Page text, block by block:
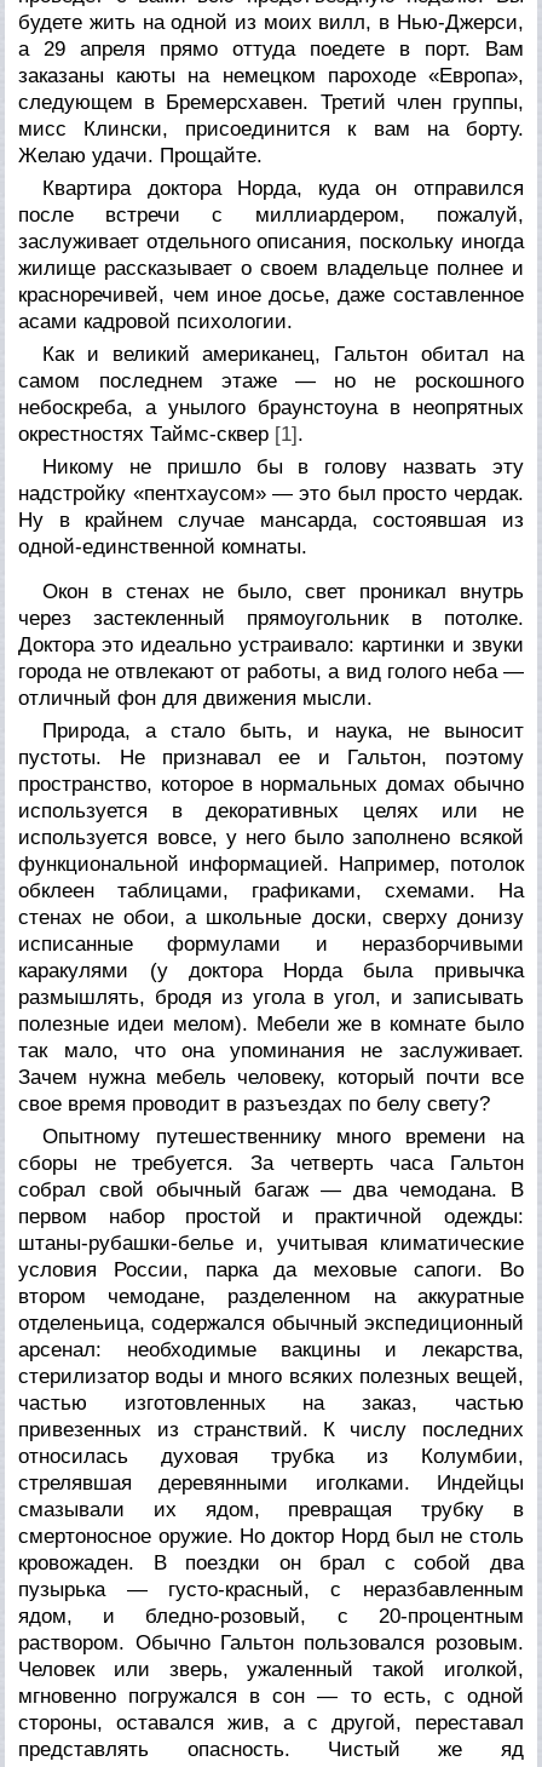
будете жить на одной из моих вилл, в Нью-Джерси,
а 29 апреля прямо оттуда поедете в порт. Вам
заказаны каюты на немецком пароходе «Европа»,
следующем в Бремерсхавен. Третий член группы,
мисс Клински, присоединится к вам на борту.
Желаю удачи. Прощайте.
Квартира доктора Норда, куда он отправился
после встречи с миллиардером, пожалуй,
заслуживает отдельного описания, поскольку иногда
жилище рассказывает о своем владельце полнее и
красноречивей, чем иное досье, даже составленное
асами кадровой психологии.
Как и великий американец, Гальтон обитал на
самом последнем этаже — но не роскошного
небоскреба, а унылого браунстоуна в неопрятных
окрестностях Таймс-сквер [1].
Никому не пришло бы в голову назвать эту
надстройку «пентхаусом» — это был просто чердак.
Ну в крайнем случае мансарда, состоявшая из
одной-единственной комнаты.
Окон в стенах не было, свет проникал внутрь
через застекленный прямоугольник в потолке.
Доктора это идеально устраивало: картинки и звуки
города не отвлекают от работы, а вид голого неба —
отличный фон для движения мысли.
Природа, а стало быть, и наука, не выносит
пустоты. Не признавал ее и Гальтон, поэтому
пространство, которое в нормальных домах обычно
используется в декоративных целях или не
используется вовсе, у него было заполнено всякой
функциональной информацией. Например, потолок
обклеен таблицами, графиками, схемами. На
стенах не обои, а школьные доски, сверху донизу
исписанные формулами и неразборчивыми
каракулями (у доктора Норда была привычка
размышлять, бродя из угола в угол, и записывать
полезные идеи мелом). Мебели же в комнате было
так мало, что она упоминания не заслуживает.
Зачем нужна мебель человеку, который почти все
свое время проводит в разъездах по белу свету?
Опытному путешественнику много времени на
сборы не требуется. За четверть часа Гальтон
собрал свой обычный багаж — два чемодана. В
первом набор простой и практичной одежды:
штаны-рубашки-белье и, учитывая климатические
условия России, парка да меховые сапоги. Во
втором чемодане, разделенном на аккуратные
отделеньица, содержался обычный экспедиционный
арсенал: необходимые вакцины и лекарства,
стерилизатор воды и много всяких полезных вещей,
частью изготовленных на заказ, частью
привезенных из странствий. К числу последних
относилась духовая трубка из Колумбии,
стрелявшая деревянными иголками. Индейцы
смазывали их ядом, превращая трубку в
смертоносное оружие. Но доктор Норд был не столь
кровожаден. В поездки он брал с собой два
пузырька — густо-красный, с неразбавленным
ядом, и бледно-розовый, с 20-процентным
раствором. Обычно Гальтон пользовался розовым.
Человек или зверь, ужаленный такой иголкой,
мгновенно погружался в сон — то есть, с одной
стороны, оставался жив, а с другой, переставал
представлять опасность. Чистый же яд